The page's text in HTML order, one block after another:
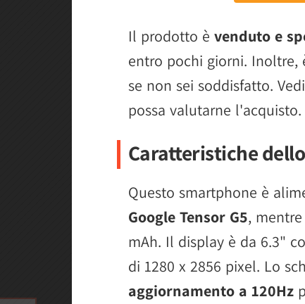
Il prodotto è venduto e
entro pochi giorni. Inoltre,
se non sei soddisfatto.
possa valutarne l'acquisto.
Caratteristiche
Questo smartphone è
Google Tensor G5,
mAh. Il display è da 6.3"
di 1280 x 2856 pixel. Lo
aggiornamento a 120Hz